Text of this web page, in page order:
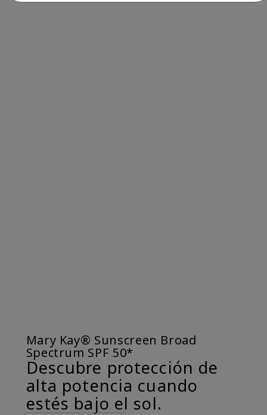
Mary Kay® Sunscreen Broad
Spectrum SPF 50*
Descubre protección de
alta potencia cuando
estés bajo el sol.